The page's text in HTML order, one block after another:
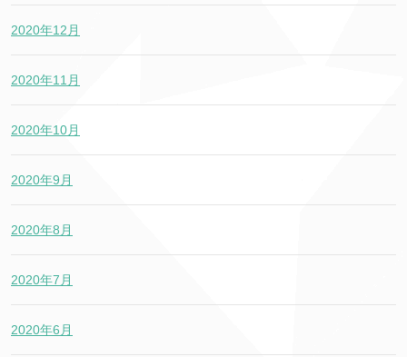
2020年12月
2020年11月
2020年10月
2020年9月
2020年8月
2020年7月
2020年6月